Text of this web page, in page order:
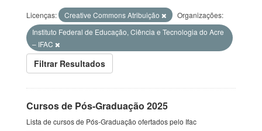
Licenças: Creative Commons Atribuição
Organizações:
Instituto Federal de Educação, Ciência e Tecnologia do Acre
– IFAC
Filtrar Resultados
Cursos de Pós-Graduação 2025
Lista de cursos de Pós-Graduação ofertados pelo Ifac